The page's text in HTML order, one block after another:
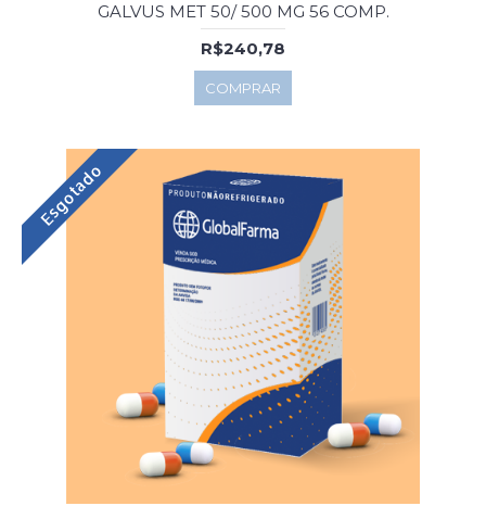
GALVUS MET 50/ 500 MG 56 COMP.
R$240,78
COMPRAR
Esgotado